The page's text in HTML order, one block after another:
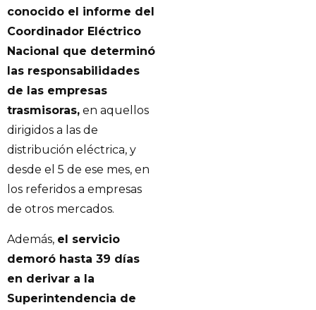
conocido el informe del
Coordinador Eléctrico
Nacional que determinó
las responsabilidades
de las empresas
trasmisoras, en aquellos
dirigidos a las de
distribución eléctrica, y
desde el 5 de ese mes, en
los referidos a empresas
de otros mercados.
Además, el servicio
demoró hasta 39 días
en derivar a la
Superintendencia de